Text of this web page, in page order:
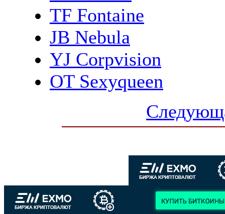
TF Fontaine
JB Nebula
YJ Corpvision
OT Sexyqueen